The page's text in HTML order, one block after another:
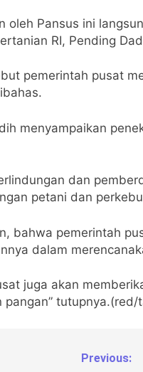
oleh Pansus ini
RI, Pending
pemerintah pusat
menyampaikan
dan
petani dan
bahwa pemerintah
dalam
juga akan
Previous: